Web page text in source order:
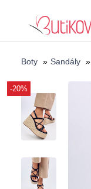
Boty » Sandály »
-20%